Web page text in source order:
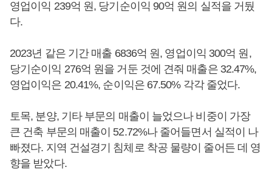
영업이익 239억 원, 당기순이익 90억 원의 실적을 거뒀
다.
2023년 같은 기간 매출 6836억 원, 영업이익 300억 원,
당기순이익 276억 원을 거둔 것에 견줘 매출은 32.47%,
영업이익은 20.41%, 순이익은 67.50% 각각 줄었다.
토목, 분양, 기타 부문의 매출이 늘었으나 비중이 가장
큰 건축 부문의 매출이 52.72%나 줄어들면서 실적이 나
빠졌다. 지역 건설경기 침체로 착공 물량이 줄어든 데 영
향을 받았다.